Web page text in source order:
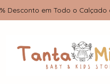
Desconto em Todo o Calçado